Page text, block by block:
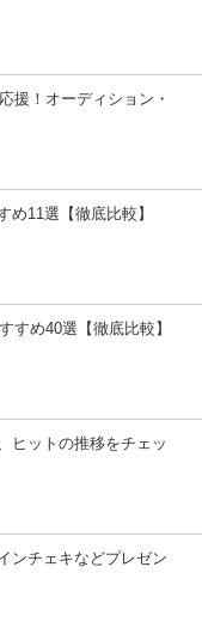
援！オーディション・
め11選【徹底比較】
すめ40選【徹底比較】
ヒットの推移をチェッ
ンチェキなどプレゼン